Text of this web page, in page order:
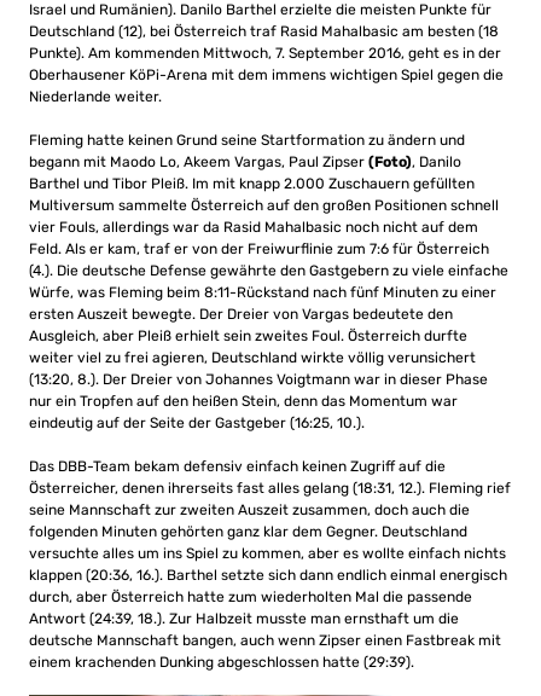
Israel und Rumänien). Danilo Barthel erzielte die meisten Punkte für
Deutschland (12), bei Österreich traf Rasid Mahalbasic am besten (18
Punkte). Am kommenden Mittwoch, 7. September 2016, geht es in der
Oberhausener KöPi-Arena mit dem immens wichtigen Spiel gegen die
Niederlande weiter.
Fleming hatte keinen Grund seine Startformation zu ändern und
begann mit Maodo Lo, Akeem Vargas, Paul Zipser (Foto), Danilo
Barthel und Tibor Pleiß. Im mit knapp 2.000 Zuschauern gefüllten
Multiversum sammelte Österreich auf den großen Positionen schnell
vier Fouls, allerdings war da Rasid Mahalbasic noch nicht auf dem
Feld. Als er kam, traf er von der Freiwurflinie zum 7:6 für Österreich
(4.). Die deutsche Defense gewährte den Gastgebern zu viele einfache
Würfe, was Fleming beim 8:11-Rückstand nach fünf Minuten zu einer
ersten Auszeit bewegte. Der Dreier von Vargas bedeutete den
Ausgleich, aber Pleiß erhielt sein zweites Foul. Österreich durfte
weiter viel zu frei agieren, Deutschland wirkte völlig verunsichert
(13:20, 8.). Der Dreier von Johannes Voigtmann war in dieser Phase
nur ein Tropfen auf den heißen Stein, denn das Momentum war
eindeutig auf der Seite der Gastgeber (16:25, 10.).
Das DBB-Team bekam defensiv einfach keinen Zugriff auf die
Österreicher, denen ihrerseits fast alles gelang (18:31, 12.). Fleming rief
seine Mannschaft zur zweiten Auszeit zusammen, doch auch die
folgenden Minuten gehörten ganz klar dem Gegner. Deutschland
versuchte alles um ins Spiel zu kommen, aber es wollte einfach nichts
klappen (20:36, 16.). Barthel setzte sich dann endlich einmal energisch
durch, aber Österreich hatte zum wiederholten Mal die passende
Antwort (24:39, 18.). Zur Halbzeit musste man ernsthaft um die
deutsche Mannschaft bangen, auch wenn Zipser einen Fastbreak mit
einem krachenden Dunking abgeschlossen hatte (29:39).